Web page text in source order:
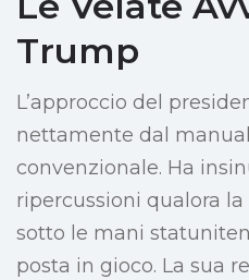
Trump
L’approccio del
nettamente dal
convenzionale. Ha
ripercussioni qualora
sotto le mani
posta in gioco. La sua